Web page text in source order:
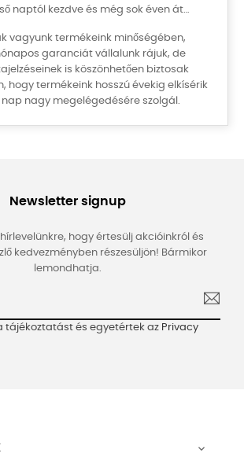
naptól kezdve és még sok éven át…
vagyunk termékeink minőségében,
garanciát vállalunk rájuk, de
is köszönhetően biztosak
hogy termékeink hosszú évekig elkísérik
nap nagy megelégedésére szolgál.
Newsletter signup
hírlevelünkre, hogy értesülj akcióinkról és
kedvezményben részesüljön! Bármikor
lemondhatja.
tájékoztatást és egyetértek az Privacy
